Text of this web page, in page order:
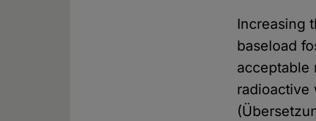
Increasing
baseload
acceptable
radioactive